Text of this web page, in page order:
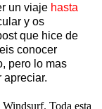
un viaje hasta
y os
que hice de
conocer
pero lo mas
apreciar.
Toda esta